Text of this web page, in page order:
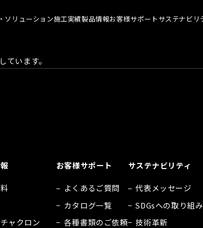
TOP
ソリューション
技術・ソリューション TOP
施工実績製品情報お客様サポート サステナビリ
人材育成
アスリ
職場環境
います。
ャクロン
お客様サポート
よくあるご質問
カタログ一覧
各種書類のご依頼
サステナビリティ
代表メッセージ
SDGsへの取り組み
技術革新